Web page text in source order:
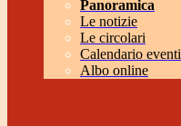
Panoramica
Le notizie
Le circolari
Calendario eventi
Albo online